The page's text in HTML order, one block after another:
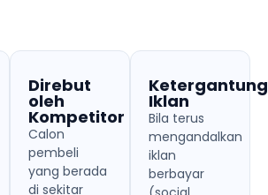
Direbut
oleh
Kompetitor
Calon
pembeli
yang berada
di sekitar
Iklan
Bila terus
mengandalkan
iklan
berbayar